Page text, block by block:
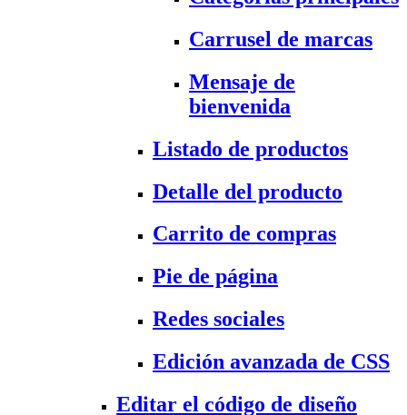
Carrusel de marcas
Mensaje de
bienvenida
Listado de productos
Detalle del producto
Carrito de compras
Pie de página
Redes sociales
Edición avanzada de CSS
Editar el código de diseño